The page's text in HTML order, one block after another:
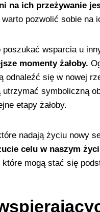
na ich przeżywanie
pozwolić sobie na
wsparcia u
momenty żałoby.
się w nowej
symboliczną
etapy żałoby.
nadają życiu nowy
celu w naszym
mogą stać się